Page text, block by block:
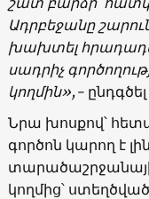
Ադրբեջանը
խախտել
սադրիչ
կողմին»,-
Նրա խոսքով՝
գործոն կարող է
կողմից՝